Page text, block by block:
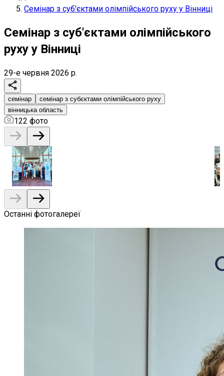
Семінар з суб'єктами олімпійського руху у Вінниці
Семінар з суб'єктами олімпійського
руху у Вінниці
29-е червня 2026 р.
семінар
семінар з субєктами олімпійського руху
вінницька область
122 фото
Останні фотогалереї